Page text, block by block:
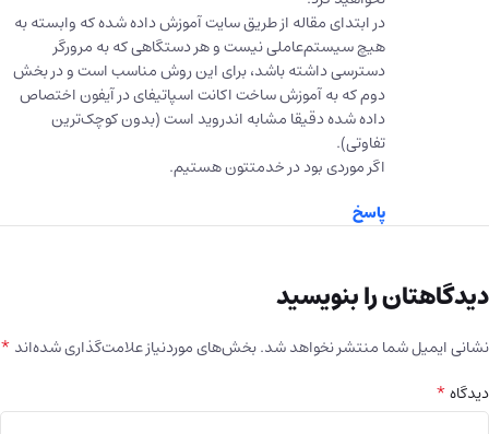
در ابتدای مقاله از طریق سایت آموزش داده شده که وابسته به
هیچ سیستم‌عاملی نیست و هر دستگاهی که به مرورگر
دسترسی داشته باشد، برای این روش مناسب است و در بخش
دوم که به آموزش ساخت اکانت اسپاتیفای در آیفون اختصاص
داده شده دقیقا مشابه اندروید است (بدون کوچک‌ترین
تفاوتی).
اگر موردی بود در خدمتتون هستیم.
پاسخ
دیدگاهتان را بنویسید
نشانی ایمیل شما منتشر نخواهد شد.بخش‌های موردنیاز علامت‌گذاری شده‌اند *
دیدگاه*